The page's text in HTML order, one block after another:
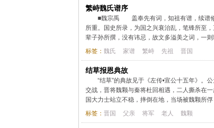
繁峙魏氏谱序
■魏宗禹 盖奉先有词，知祖有谱，续谱修
所重。国史所录，为国之兴衰治乱，笔锋所至
辈子孙所撰，没有讳忌，故文多溢美之词，一
标签： 魏氏 家谱 繁峙 先祖 晋国
结草报恩典故
“结草”的典故见于《左传•宣公十五年》。
交战，晋将魏颗与秦将杜回相遇，二人撕杀在
国大力士站立不稳，摔倒在地，当场被魏颗所
标签： 晋国 父亲 将军 老人 魏颗